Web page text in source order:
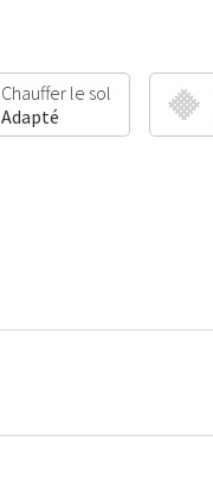
Chauffer le sol
Adapté